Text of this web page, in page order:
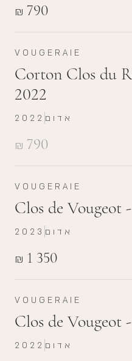
₪ 790
VOUGERAIE
Corton Clos du
2022
₪ 790
2022 אדום
VOUGERAIE
Clos de Vougeot
₪ 1 350
2023 אדום
VOUGERAIE
Clos de Vougeot
2022 אדום